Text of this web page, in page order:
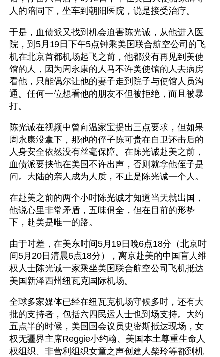
人的陪同下，坐车到朝阳医院，说是接受治疗。
于是，血债派又找到机会迫害陈光诚，从他进入医
院，到5月19日下午5点钟乘美国联合航空公司的飞
机在北京首都机场起飞之前，他都没有再见到美使
馆的人，因为周永康的人马不许美使馆的人去病房
看他，只能偶尔让他的妻子走到院子与使馆人员沟
通。任何一位想看他的朋友不但被拒绝，而且被暴
打。
陈光诚在视频中曾向温家宝提出三点要求，但如果
周永康没拿下，那他的侄子陈可贵在自卫还击后的
人身安全依然没有丝毫保障。在陈光诚赴美之前，
血债派要挟他在美国不许出声，否则就拿他侄子是
问。大陆的亲人成为人质，不止是陈光诚一个人。
在赴美之前的两个小时陈光诚才知道当天就出国，
他说心里非常矛盾，五味俱全，但在目前的形势
下，赴美是唯一的路。
由于时差，在美东时间5月19日晚6点18分（北京时
间5月20日清晨6点18分），离京赴美的中国盲人维
权人士陈光诚一家乘坐美国联合航空公司飞机抵达
美国新泽西州纽瓦克国际机场。
全球多家媒体已经在纽瓦克机场守候多时，还有大
批的支持者，包括六四民运人士也到场支持。大约
五点半的时候，美国国会议员史密斯抵达现场，女
权无疆界主席Reggie小约翰、美国本土尊重生命人
权组织、非营利组织女童之声创建人柴玲等都到机